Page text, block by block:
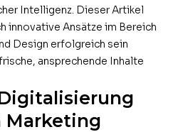
Intelligenz. Dieser Artikel
innovative Ansätze im Bereich
Design erfolgreich sein
ansprechende Inhalte
Marketing